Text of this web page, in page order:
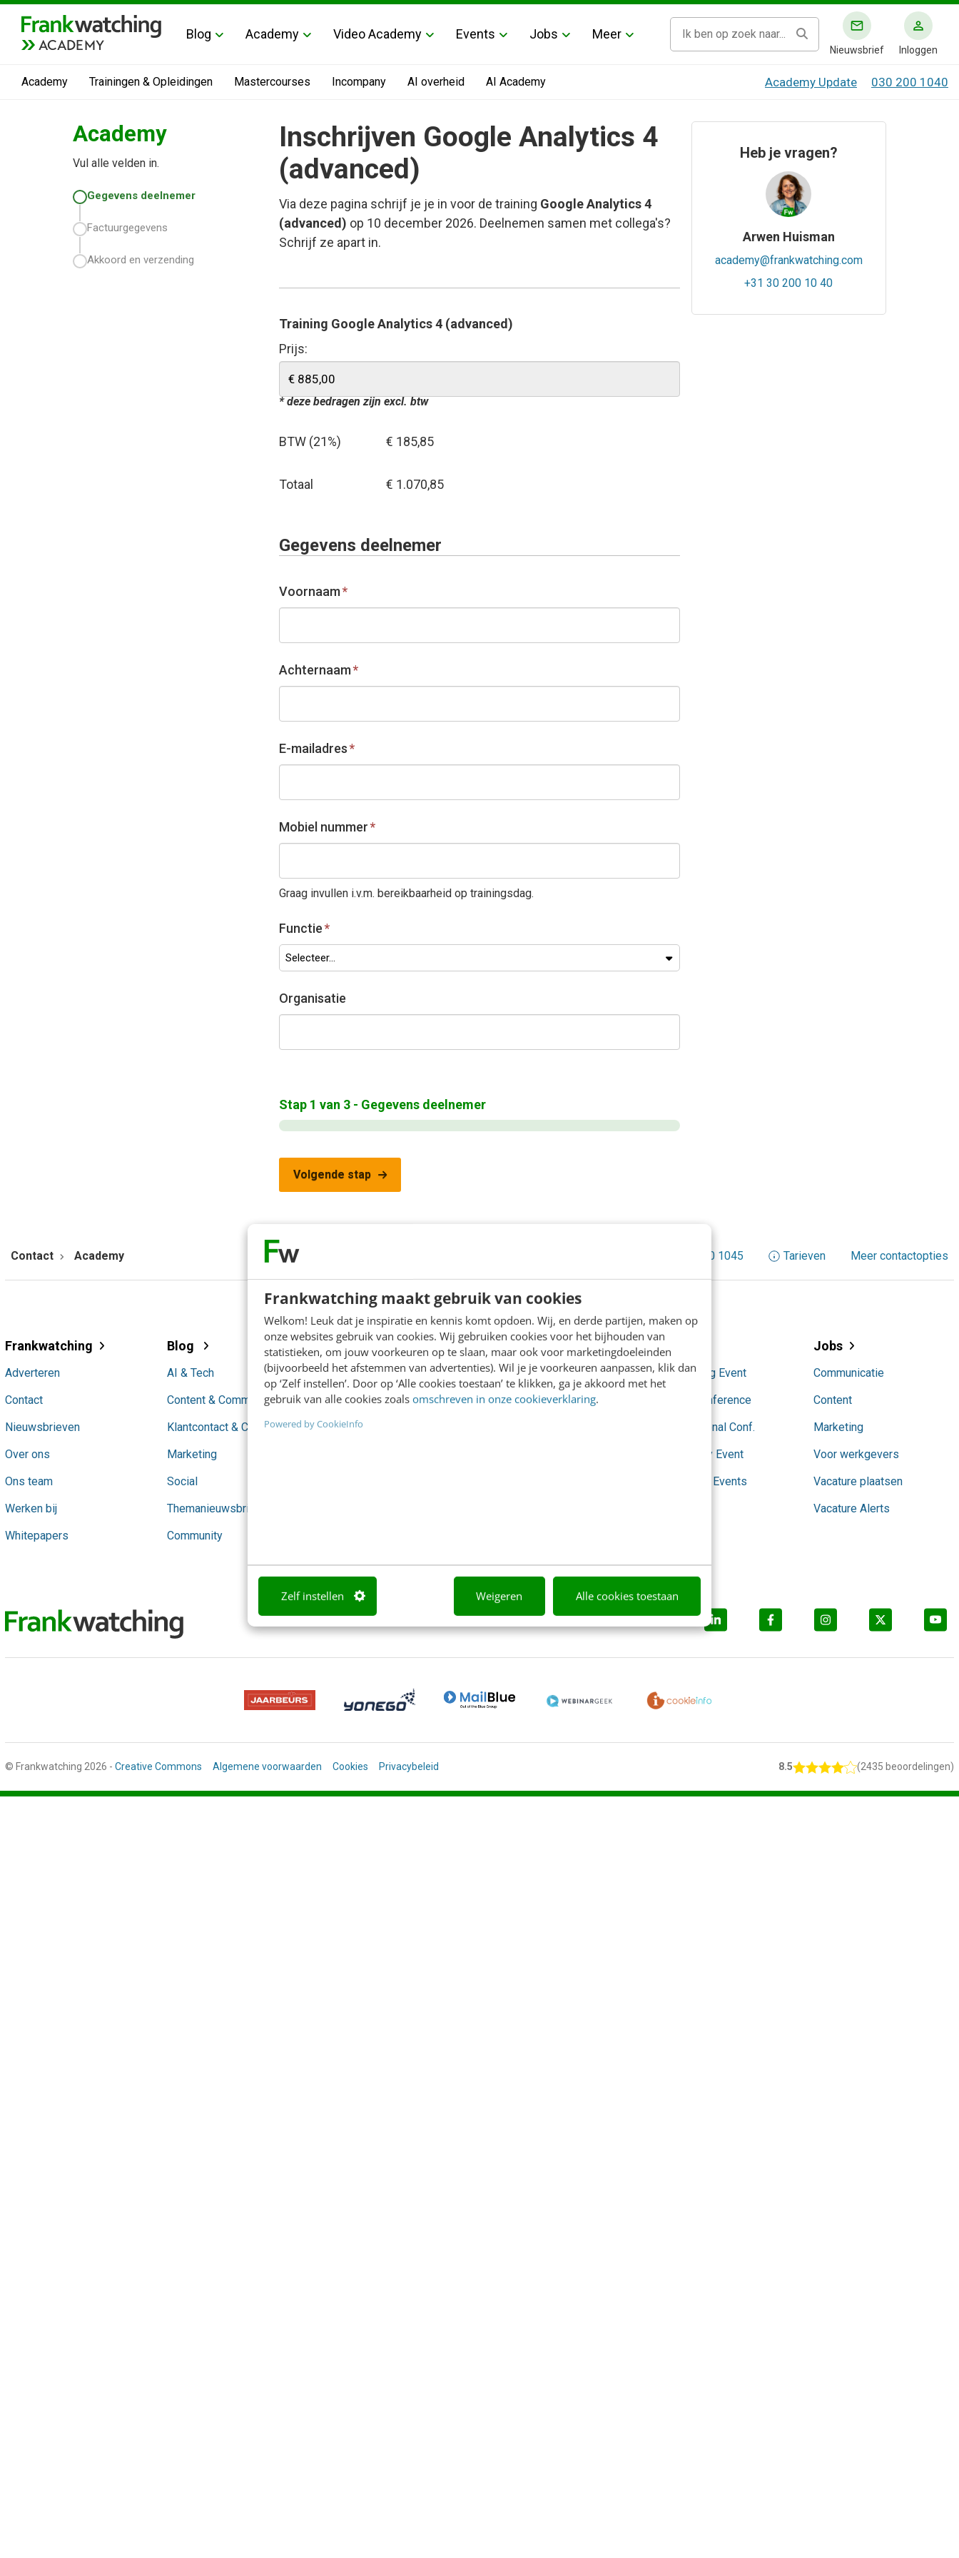
Frankwatching maakt gebruik van cookies
Welkom! Leuk dat je inspiratie en kennis komt opdoen. Wij, en derde partijen, maken op
onze websites gebruik van cookies. Wij gebruiken cookies voor het bijhouden van
statistieken, om jouw voorkeuren op te slaan, maar ook voor marketingdoeleinden
(bijvoorbeeld het afstemmen van advertenties). Wil je je voorkeuren aanpassen, klik dan
op ‘Zelf instellen’. Door op ‘Alle cookies toestaan’ te klikken, ga je akkoord met het
gebruik van alle cookies zoals omschreven in onze cookieverklaring.
Powered by CookieInfo
Zelf instellen Weigeren Alle cookies toestaan
ACADEMY
Blog Academy Video Academy Events Jobs Meer
Nieuwsbrief Inloggen
Academy Trainingen & Opleidingen Mastercourses Incompany AI overheid AI Academy Academy Update 030 200 1040
Academy
Vul alle velden in.
Gegevens deelnemer
Factuurgegevens
Akkoord en verzending
Inschrijven Google Analytics 4
(advanced)
Via deze pagina schrijf je je in voor de training Google Analytics 4
(advanced) op 10 december 2026. Deelnemen samen met collega's?
Schrijf ze apart in.
Training Google Analytics 4 (advanced)
Prijs:
* deze bedragen zijn excl. btw
BTW (21%) € 185,85
Totaal € 1.070,85
Gegevens deelnemer
Voornaam*
Achternaam*
E-mailadres*
Mobiel nummer*
Graag invullen i.v.m. bereikbaarheid op trainingsdag.
Functie*
Selecteer...
Organisatie
Stap 1 van 3- Gegevens deelnemer
Volgende stap
Heb je vragen?
Arwen Huisman
academy@frankwatching.com
+31 30 200 10 40
Contact Academy +31 30 200 1045 Tarieven Meer contactopties
Frankwatching
Adverteren
Contact
Nieuwsbrieven
Over ons
Ons team
Werken bij
Whitepapers
Blog
AI & Tech
Content & Communicatie
Klantcontact & CX
Marketing
Social
Themanieuwsbrieven
Community
Academy
Agenda
Mastercourses
Trainingen
Video Academy
AI
Content & Communicatie
Events
AI Marketing Event
Content Conference
Conversational Conf.
SocialToday Event
Partnership Events
Jobs
Communicatie
Content
Marketing
Voor werkgevers
Vacature plaatsen
Vacature Alerts
© Frankwatching 2026 - Creative Commons Algemene voorwaarden Cookies Privacybeleid 8.5 (2435 beoordelingen)